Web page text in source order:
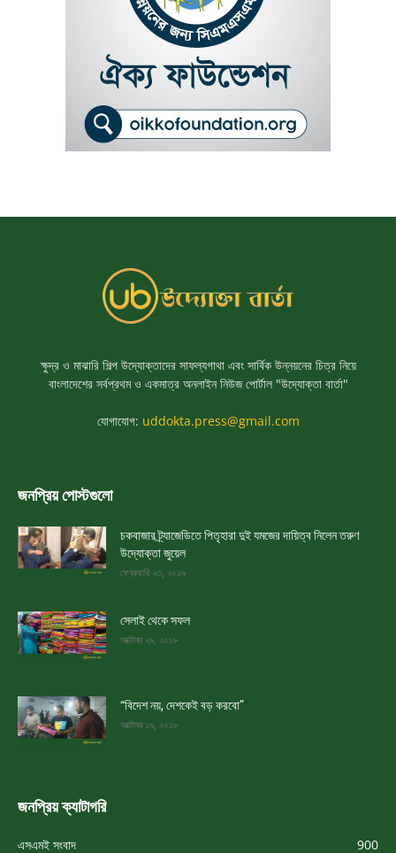
ক্ষুদ্র ও মাঝারি শিল্প উদ্যোক্তাদের সাফল্যগাথা এবং সার্বিক উন্নয়নের চিত্র নিয়ে
বাংলাদেশের সর্বপ্রথম ও একমাত্র অনলাইন নিউজ পোর্টাল "উদ্যোক্তা বার্তা"
যোগাযোগ: uddokta.press@gmail.com
জনপ্রিয় পোস্টগুলো
চকবাজার ট্র্যাজেডিতে পিতৃহারা দুই যমজের দায়িত্ব নিলেন তরুণ
উদ্যোক্তা জুয়েল
ফেব্রুয়ারি ২৩, ২০১৯
সেলাই থেকে সফল
অক্টোবর ২৯, ২০১৮
“বিদেশ নয়, দেশকেই বড় করবো”
অক্টোবর ১৯, ২০১৮
জনপ্রিয় ক্যাটাগরি
এসএমই সংবাদ 900